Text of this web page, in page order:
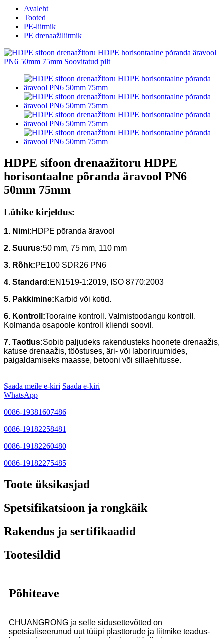
Avaleht
Tooted
PE-liitmik
PE drenaažiliitmik
HDPE sifoon drenaažitoru HDPE
horisontaalne põranda äravool PN6
50mm 75mm
Lühike kirjeldus:
1. Nimi:HDPE põranda äravool
2. Suurus:50 mm, 75 mm, 110 mm
3. Rõhk:PE100 SDR26 PN6
4. Standard:EN1519-1:2019, ISO 8770:2003
5. Pakkimine:Karbid või kotid.
6. Kontroll:Tooraine kontroll. Valmistoodangu kontroll.
Kolmanda osapoole kontroll kliendi soovil.
7. Taotlus:Sobib paljudeks rakendusteks hoonete drenaažis,
katuse drenaažis, tööstuses, äri- või laboriruumides,
paigaldamiseks maasse, betooni või sillaehitusse.
Saada meile e-kiri Saada e-kiri
WhatsApp
0086-19381607486
0086-19182258481
0086-19182260480
0086-19182275485
Toote üksikasjad
Spetsifikatsioon ja rongkäik
Rakendus ja sertifikaadid
Tootesildid
Põhiteave
CHUANGRONG ja selle sidusettevõtted on
spetsialiseerunud uut tüüpi plasttorude ja liitmike teadus-